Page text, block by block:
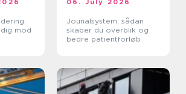
mod
06. July 2026
Jounalsystem: sådan
skaber du overblik og
bedre patientforløb